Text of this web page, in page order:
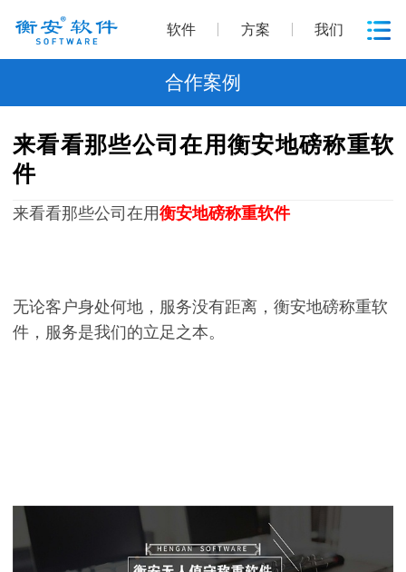
软件 方案 我们
合作案例
来看看那些公司在用衡安地磅称重软
件
来看看那些公司在用衡安地磅称重软件
无论客户身处何地，服务没有距离，衡安地磅称重软
件，服务是我们的立足之本。